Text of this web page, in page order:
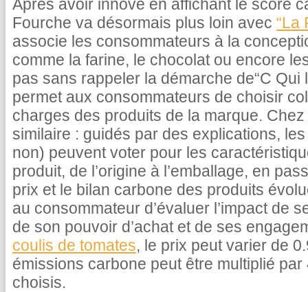
Après avoir innové en affichant le score
Fourche va désormais plus loin avec “La
associe les consommateurs à la
comme la farine, le chocolat ou encore
pas sans rappeler la démarche de“C Qui
permet aux consommateurs de choisir
charges des produits de la marque.
similaire : guidés par des explications,
non) peuvent voter pour les
produit, de l’origine à l’emballage, en
prix et le bilan carbone des produits
au consommateur d’évaluer l’impact de
de son pouvoir d’achat et de ses
coulis de tomates, le prix peut varier de
émissions carbone peut être multiplié
choisis.